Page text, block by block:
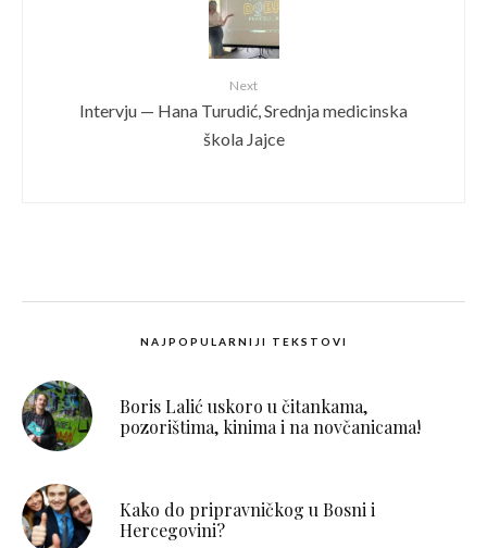
Next
Intervju — Hana Turudić, Srednja medicinska
škola Jajce
NAJPOPULARNIJI TEKSTOVI
Boris Lalić uskoro u čitankama,
pozorištima, kinima i na novčanicama!
Kako do pripravničkog u Bosni i
Hercegovini?